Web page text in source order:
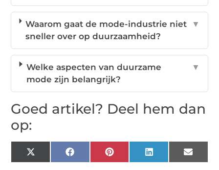
Waarom gaat de mode-industrie niet
sneller over op duurzaamheid?
▼
Welke aspecten van duurzame
mode zijn belangrijk?
▼
Goed artikel? Deel hem dan
op:
X
(Twitter)
FacebookPinterestLinkedIn Email